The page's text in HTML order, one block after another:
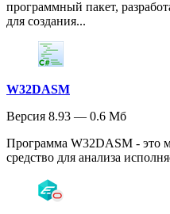
программный пакет,
для создания...
W32DASM
Версия 8.93 — 0.6 Мб
Программа W32DASM - это
средство для анализа